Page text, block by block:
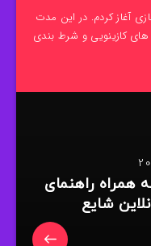
مجازی آغاز کردم. در این مدت
کازینویی و شرط بندی
همراه راهنمای
شایع